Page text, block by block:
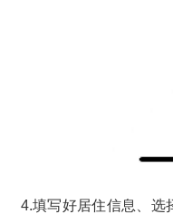
4.填写好居住信息、